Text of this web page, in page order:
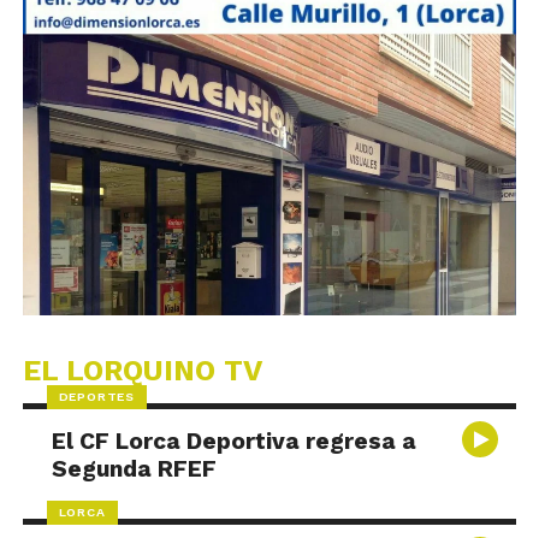
EL LORQUINO TV
DEPORTES
El CF Lorca Deportiva regresa a
Segunda RFEF
LORCA